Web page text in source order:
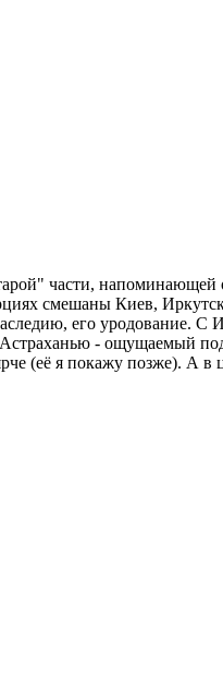
части,
смешаны Киев,
его уродование. С
- ощущаемый
(её я покажу позже). А